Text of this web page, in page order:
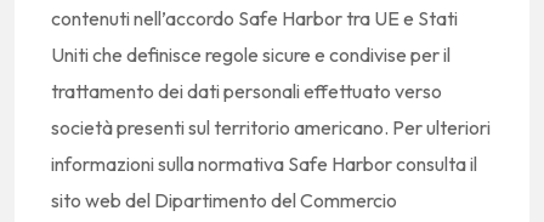
contenuti nell’accordo Safe Harbor tra UE e Stati
Uniti che definisce regole sicure e condivise per il
trattamento dei dati personali effettuato verso
società presenti sul territorio americano. Per ulteriori
informazioni sulla normativa Safe Harbor consulta il
sito web del Dipartimento del Commercio